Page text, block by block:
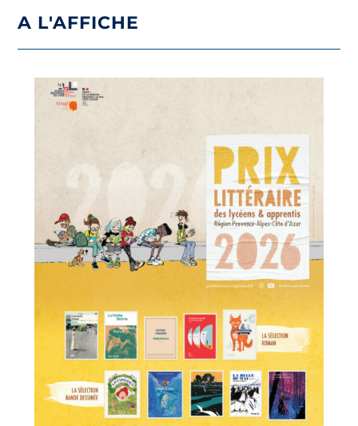
A L'AFFICHE